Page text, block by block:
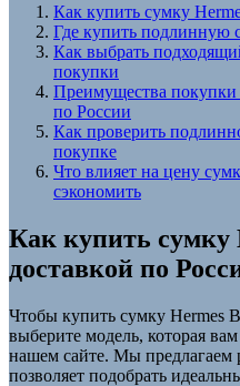
Как купить сумку
Где купить подлинную
Как выбрать
покупки
Преимущества покупки
по России
Как проверить
покупке
Что влияет на цену
сэкономить
Как купить сумку
доставкой по
Чтобы купить сумку Hermes
выберите модель, которая
нашем сайте. Мы предлагаем
позволяет подобрать